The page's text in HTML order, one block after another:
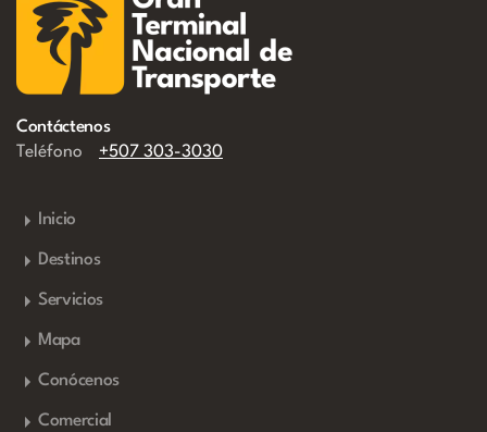
Contáctenos
Teléfono
+507 303-3030
Inicio
Destinos
Servicios
Mapa
Conócenos
Comercial